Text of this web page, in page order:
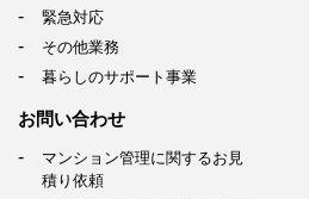
緊急対応
その他業務
暮らしのサポート事業
お問い合わせ
マンション管理に関するお見
積り依頼